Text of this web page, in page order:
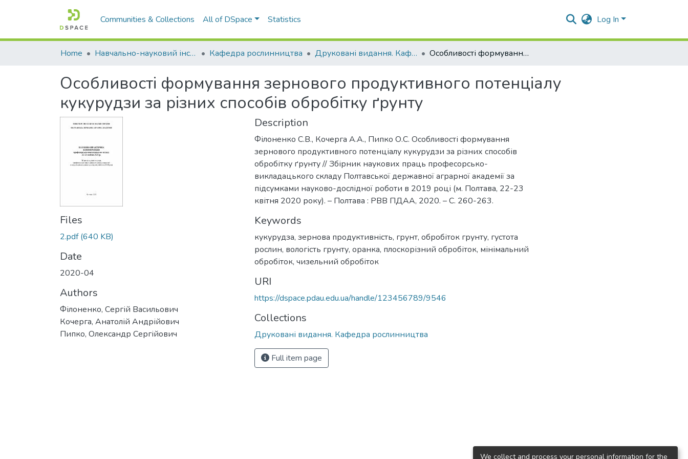
Communities & Collections All of DSpace Statistics Log In
Home Навчально-науковий інститут агротехнологій, селекції та екології Кафедра рослинництва Друковані видання. Кафедра рослинництва Особливості формування зернового продуктивного потенціалу кукурудзи за різних способів обробітку ґрунту
Особливості формування зернового продуктивного потенціалу
кукурудзи за різних способів обробітку ґрунту
Files
2.pdf(640 KB)
Date
2020-04
Authors
Філоненко, Сергій Васильович
Кочерга, Анатолій Андрійович
Пипко, Олександр Сергійович
Description
Філоненко С.В., Кочерга А.А., Пипко О.С. Особливості формування
зернового продуктивного потенціалу кукурудзи за різних способів
обробітку ґрунту // Збірник наукових праць професорсько-
викладацького складу Полтавської державної аграрної академії за
підсумками науково-дослідної роботи в 2019 році (м. Полтава, 22-23
квітня 2020 року). – Полтава : РВВ ПДАА, 2020. – С. 260-263.
Keywords
кукурудза, зернова продуктивність, грунт, обробіток грунту, густота
рослин, вологість грунту, оранка, плоскорізний обробіток, мінімальний
обробіток, чизельний обробіток
URI
https://dspace.pdau.edu.ua/handle/123456789/9546
Collections
Друковані видання. Кафедра рослинництва
Full item page
We collect and process your personal information for the